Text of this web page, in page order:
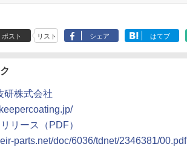
ポスト リスト シェア はてブ
研株式会社
リース（PDF）
parts.net/doc/6036/tdnet/2346381/00.pdf